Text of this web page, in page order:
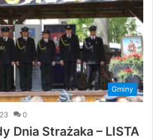
Gminy
0
Dnia Strażaka – LISTA